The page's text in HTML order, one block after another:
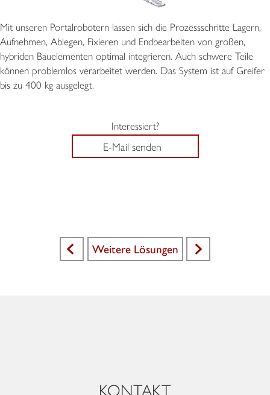
Mit unseren Portalrobotern lassen sich die Prozessschritte Lagern,
Aufnehmen, Ablegen, Fixieren und Endbearbeiten von großen,
hybriden Bauelementen optimal integrieren. Auch schwere Teile
können problemlos verarbeitet werden. Das System ist auf Greifer
bis zu 400 kg ausgelegt.
Interessiert?
E-Mail senden
Weitere Lösungen
KONTAKT